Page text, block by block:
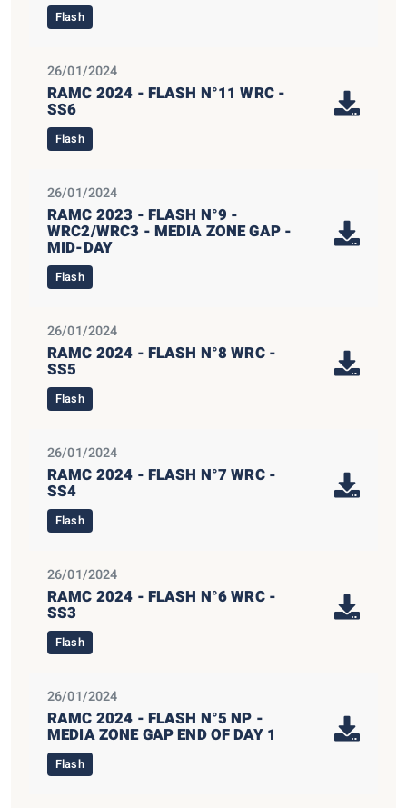
Flash
26/01/2024
RAMC 2024 - FLASH N°11 WRC -
SS6
Flash
26/01/2024
RAMC 2023 - FLASH N°9 -
WRC2/WRC3 - MEDIA ZONE GAP -
MID-DAY
Flash
26/01/2024
RAMC 2024 - FLASH N°8 WRC -
SS5
Flash
26/01/2024
RAMC 2024 - FLASH N°7 WRC -
SS4
Flash
26/01/2024
RAMC 2024 - FLASH N°6 WRC -
SS3
Flash
26/01/2024
RAMC 2024 - FLASH N°5 NP -
MEDIA ZONE GAP END OF DAY 1
Flash